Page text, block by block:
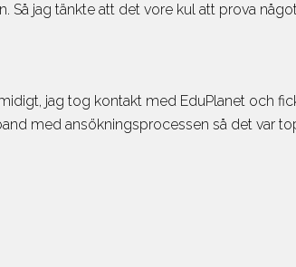
jag tänkte att det vore kul att prova
jag tog kontakt med EduPlanet och
med ansökningsprocessen så det var